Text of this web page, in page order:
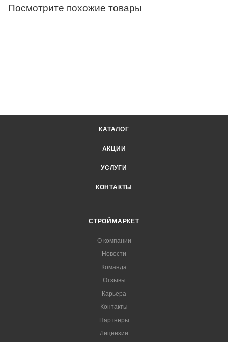
Посмотрите похожие товары
КАТАЛОГ
АКЦИИ
УСЛУГИ
КОНТАКТЫ
СТРОЙМАРКЕТ
О компании
Новости
Команда
Отзывы
Карьера
Контакты
Партнеры
Лицензии